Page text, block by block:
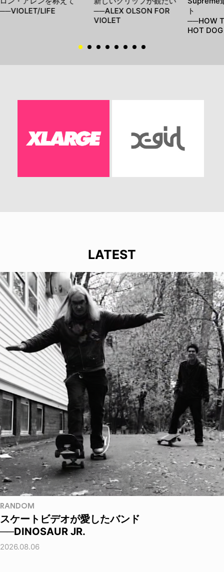
──VIOLET/LIFE
──ALEX OLSON FOR
VIOLET
ト
──HOW
HOT DOG
LATEST
RANDOM
スケートビデオが愛したバンド
──DINOSAUR JR.
2026.08.06